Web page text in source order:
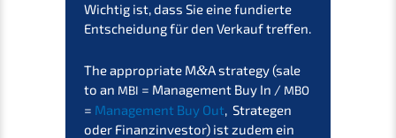
Wichtig ist, dass Sie eine fundier­te
Entschei­dung für den Verkauf treffen.
The appro­pria­te M&A strategy (sale
to an MBI = Manage­ment Buy In / MBO
= Manage­ment Buy Out, Strate­gen
oder Finanz­in­ves­tor) ist zudem ein